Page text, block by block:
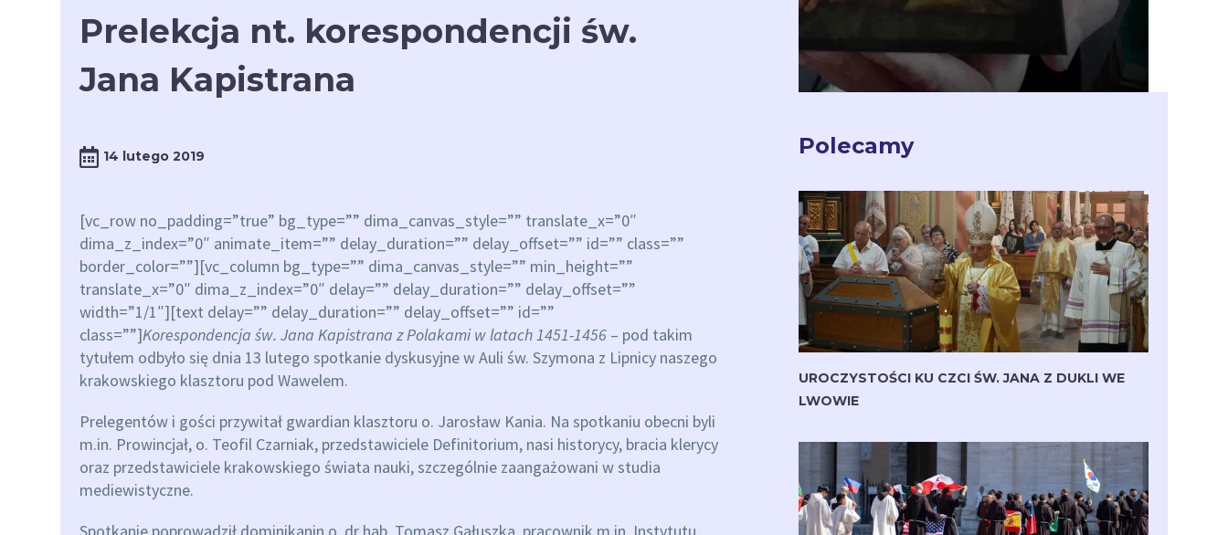
Prelekcja nt. korespondencji św.
Jana Kapistrana
14 lutego 2019
[vc_row no_padding=”true” bg_type=”” dima_canvas_style=”” translate_x=”0″
dima_z_index=”0″ animate_item=”” delay_duration=”” delay_offset=”” id=”” class=””
border_color=””][vc_column bg_type=”” dima_canvas_style=”” min_height=””
translate_x=”0″ dima_z_index=”0″ delay=”” delay_duration=”” delay_offset=””
width=”1/1″][text delay=”” delay_duration=”” delay_offset=”” id=””
class=””]Korespondencja św. Jana Kapistrana z Polakami w latach 1451-1456 – pod takim
tytułem odbyło się dnia 13 lutego spotkanie dyskusyjne w Auli św. Szymona z Lipnicy naszego
krakowskiego klasztoru pod Wawelem.
Prelegentów i gości przywitał gwardian klasztoru o. Jarosław Kania. Na spotkaniu obecni byli
m.in. Prowincjał, o. Teofil Czarniak, przedstawiciele Definitorium, nasi historycy, bracia klerycy
oraz przedstawiciele krakowskiego świata nauki, szczególnie zaangażowani w studia
mediewistyczne.
Spotkanie poprowadził dominikanin o. dr hab. Tomasz Gałuszka, pracownik m.in. Instytutu
Polecamy
UROCZYSTOŚCI KU CZCI ŚW. JANA Z DUKLI WE
LWOWIE